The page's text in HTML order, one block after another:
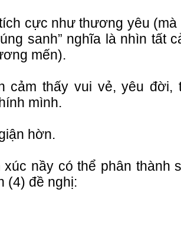
cực như thương yêu (mà
sanh” nghĩa là nhìn tất
mến).
cảm thấy vui vẻ, yêu đời,
mình.
hờn.
xúc nầy có thể phân thành
(4) đề nghị: